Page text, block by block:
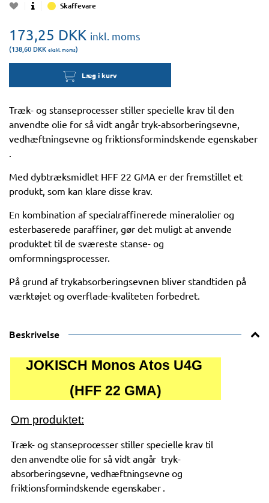
Skaffevare
173,25 DKK inkl. moms
(138,60 DKK ekskl. moms)
Læg i kurv
Træk- og stanseprocesser stiller specielle krav til den
anvendte olie for så vidt angår tryk-absorberingsevne,
vedhæftningsevne og friktionsformindskende egenskaber
.
Med dybtræksmidlet HFF 22 GMA er der fremstillet et
produkt, som kan klare disse krav.
En kombination af specialraffinerede mineralolier og
esterbaserede paraffiner, gør det muligt at anvende
produktet til de sværeste stanse- og
omformningsprocesser.
På grund af trykabsorberingsevnen bliver standtiden på
værktøjet og overflade-kvaliteten forbedret.
Beskrivelse
JOKISCH Monos Atos U4G
(HFF 22 GMA)
Om produktet:
Træk- og stanseprocesser stiller specielle krav til
den anvendte olie for så vidt angår tryk-
absorberingsevne, vedhæftningsevne og
friktionsformindskende egenskaber .